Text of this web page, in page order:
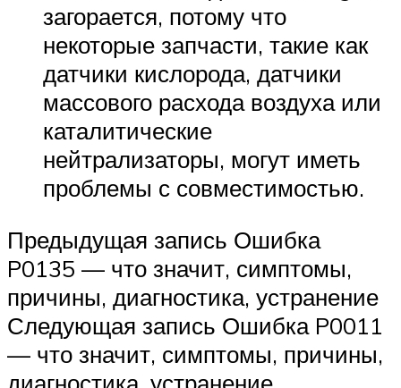
загорается, потому что
некоторые запчасти, такие как
датчики кислорода, датчики
массового расхода воздуха или
каталитические
нейтрализаторы, могут иметь
проблемы с совместимостью.
Предыдущая запись Ошибка
P0135 — что значит, симптомы,
причины, диагностика, устранение
Следующая запись Ошибка P0011
— что значит, симптомы, причины,